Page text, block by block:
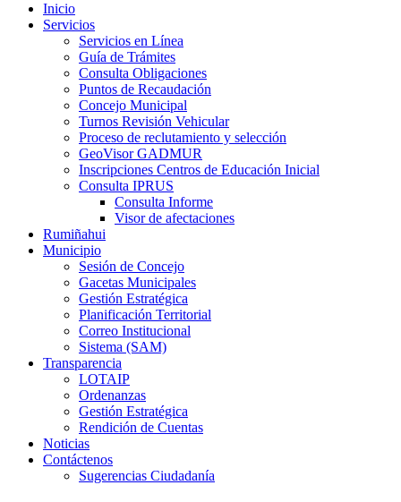
Inicio
Servicios
Servicios en Línea
Guía de Trámites
Consulta Obligaciones
Puntos de Recaudación
Concejo Municipal
Turnos Revisión Vehicular
Proceso de reclutamiento y selección
GeoVisor GADMUR
Inscripciones Centros de Educación Inicial
Consulta IPRUS
Consulta Informe
Visor de afectaciones
Rumiñahui
Municipio
Sesión de Concejo
Gacetas Municipales
Gestión Estratégica
Planificación Territorial
Correo Institucional
Sistema (SAM)
Transparencia
LOTAIP
Ordenanzas
Gestión Estratégica
Rendición de Cuentas
Noticias
Contáctenos
Sugerencias Ciudadanía